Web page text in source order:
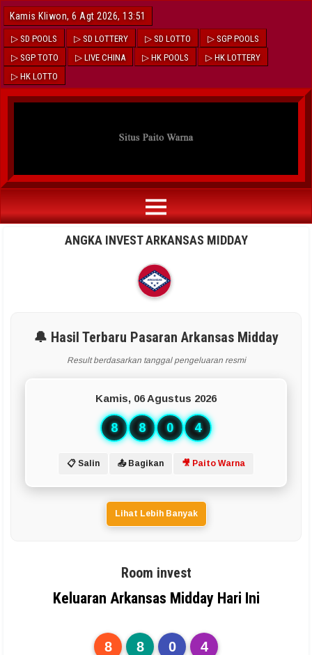
Kamis Kliwon, 6 Agt 2026, 13:51
▷ SD POOLS ▷ SD LOTTERY ▷ SD LOTTO
▷ SGP POOLS
▷ SGP TOTO
▷ LIVE CHINA ▷ HK POOLS
▷ HK LOTTERY
▷ HK LOTTO
ANGKA INVEST ARKANSAS MIDDAY
🔔 Hasil Terbaru Pasaran Arkansas Midday
Result berdasarkan tanggal pengeluaran resmi
Kamis, 06 Agustus 2026
8 8 0 4
📋 Salin 📤 Bagikan 🎥 Paito Warna
Lihat Lebih Banyak
Room invest
Keluaran Arkansas Midday Hari Ini
8 8 0 4